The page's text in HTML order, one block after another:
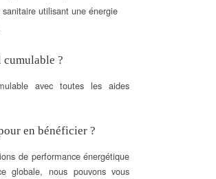
sanitaire utilisant une énergie
cumulable ?
avec toutes les aides
en bénéficier ?
de performance énergétique
globale, nous pouvons vous